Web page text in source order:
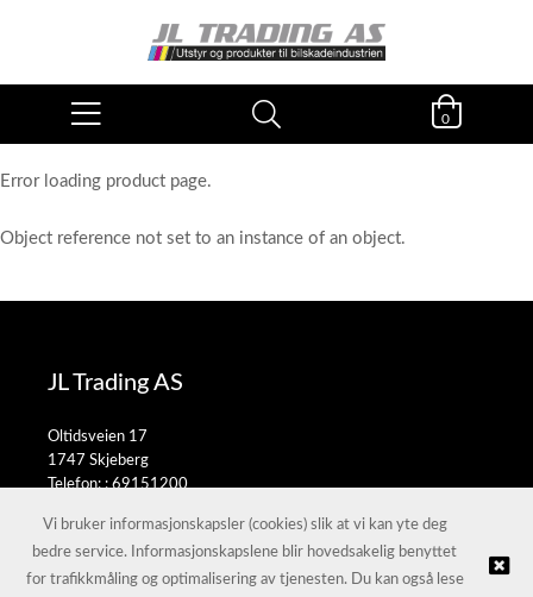
0
Error loading product page.
Object reference not set to an instance of an object.
JL Trading AS
Oltidsveien 17
1747 Skjeberg
Telefon: :69151200
© JL Trading AS |Nettbutikk levert av Kréatif
Vi bruker informasjonskapsler (cookies) slik at vi kan yte deg
bedre service. Informasjonskapslene blir hovedsakelig benyttet
for trafikkmåling og optimalisering av tjenesten. Du kan også lese